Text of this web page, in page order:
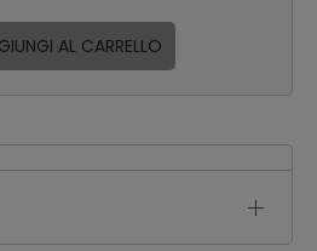
AL CARRELLO